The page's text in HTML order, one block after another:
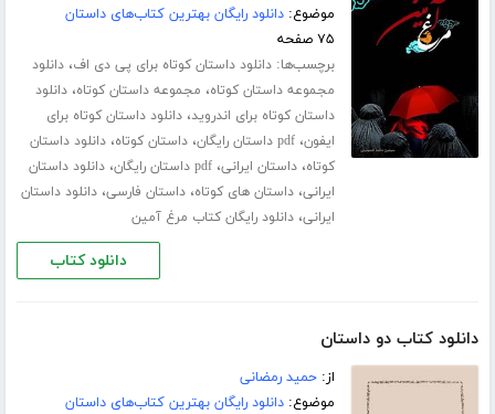
موضوع:دانلود رایگان بهترین کتاب‌های داستان
۷۵ صفحه
برچسب‌ها:دانلود داستان کوتاه برای پی دی اف،دانلود
مجموعه داستان کوتاه، مجموعه داستان کوتاه،دانلود
داستان کوتاه برای اندروید،دانلود داستان کوتاه برای
ایفون،pdf داستان رایگان ،داستان کوتاه،دانلود داستان
کوتاه،داستان ایرانی،pdf داستان رایگان ،دانلود داستان
ایرانی،داستان های کوتاه،داستان فارسی،دانلود داستان
ایرانی،دانلود رایگان کتاب مرغ آمین
دانلود کتاب
دانلود کتاب دو داستان
از:حمید رمضانی
موضوع:دانلود رایگان بهترین کتاب‌های داستان